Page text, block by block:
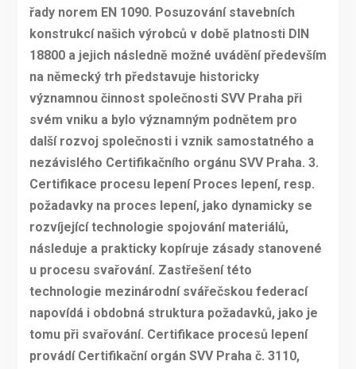
řady norem EN 1090. Posuzování stavebních
konstrukcí našich výrobců v době platnosti DIN
18800 a jejich následně možné uvádění především
na německý trh představuje historicky
významnou činnost společnosti SVV Praha při
svém vniku a bylo významným podnětem pro
další rozvoj společnosti i vznik samostatného a
nezávislého Certifikačního orgánu SVV Praha. 3.
Certifikace procesu lepení Proces lepení, resp.
požadavky na proces lepení, jako dynamicky se
rozvíjející technologie spojování materiálů,
následuje a prakticky kopíruje zásady stanovené
u procesu svařování. Zastřešení této
technologie mezinárodní svářečskou federací
napovídá i obdobná struktura požadavků, jako je
tomu při svařování. Certifikace procesů lepení
provádí Certifikační orgán SVV Praha č. 3110,